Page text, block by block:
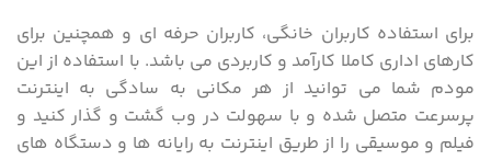
برای استفاده کاربران خانگی، کاربران حرفه ای و همچنین برای
کارهای اداری کاملا کارآمد و کاربردی می باشد. با استفاده از این
مودم شما می توانید از هر مکانی به سادگی به اینترنت
پرسرعت متصل شده و با سهولت در وب گشت و گذار کنید و
فیلم و موسیقی را از طریق اینترنت به رایانه ها و دستگاه های